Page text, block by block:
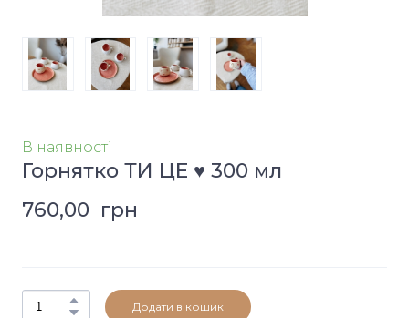
В наявності
Горнятко ТИ ЦЕ ♥️ 300 мл
760,00  грн
Додати в кошик